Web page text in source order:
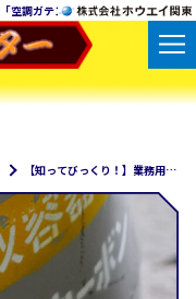
調ガテンマスター」の株式会社ホ
【知ってびっくり！】業務用エアコンのフロンガス